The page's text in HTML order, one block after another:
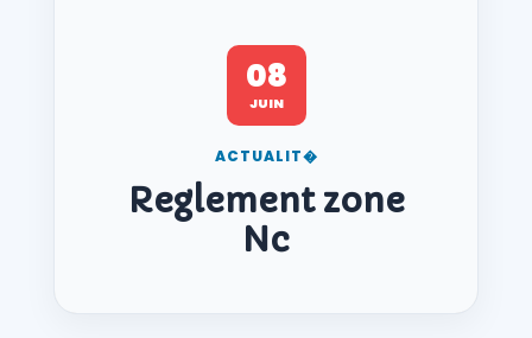
08
JUIN
ACTUALIT�
Reglement zone
Nc